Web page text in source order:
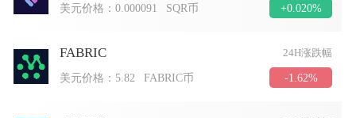
美元价格：0.000091 SQR币 +0.020%
FABRIC 24H涨跌幅
美元价格： 5.82 FABRIC币 -1.62%